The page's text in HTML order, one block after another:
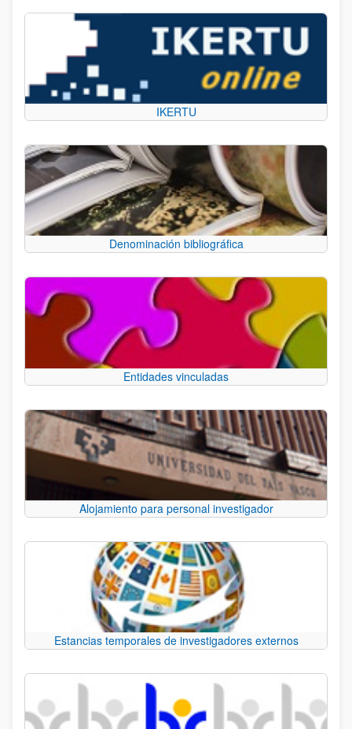
IKERTU
Denominación bibliográfica
Entidades vinculadas
Alojamiento para personal investigador
Estancias temporales de investigadores externos